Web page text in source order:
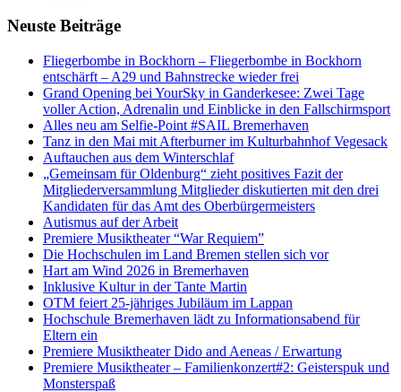
Neuste Beiträge
Fliegerbombe in Bockhorn – Fliegerbombe in Bockhorn
entschärft – A29 und Bahnstrecke wieder frei
Grand Opening bei YourSky in Ganderkesee: Zwei Tage
voller Action, Adrenalin und Einblicke in den Fallschirmsport
Alles neu am Selfie-Point #SAIL Bremerhaven
Tanz in den Mai mit Afterburner im Kulturbahnhof Vegesack
Auftauchen aus dem Winterschlaf
„Gemeinsam für Oldenburg“ zieht positives Fazit der
Mitgliederversammlung Mitglieder diskutierten mit den drei
Kandidaten für das Amt des Oberbürgermeisters
Autismus auf der Arbeit
Premiere Musiktheater “War Requiem”
Die Hochschulen im Land Bremen stellen sich vor
Hart am Wind 2026 in Bremerhaven
Inklusive Kultur in der Tante Martin
OTM feiert 25-jähriges Jubiläum im Lappan
Hochschule Bremerhaven lädt zu Informationsabend für
Eltern ein
Premiere Musiktheater Dido and Aeneas / Erwartung
Premiere Musiktheater – Familienkonzert#2: Geisterspuk und
Monsterspaß